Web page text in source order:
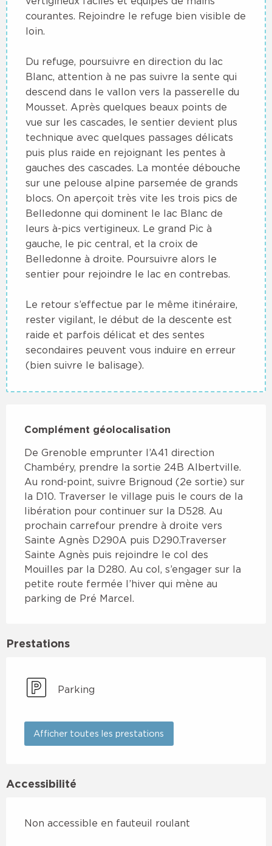
courantes. Rejoindre le refuge bien visible de
loin.
Du refuge, poursuivre en direction du lac
Blanc, attention à ne pas suivre la sente qui
descend dans le vallon vers la passerelle du
Mousset. Après quelques beaux points de
vue sur les cascades, le sentier devient plus
technique avec quelques passages délicats
puis plus raide en rejoignant les pentes à
gauches des cascades. La montée débouche
sur une pelouse alpine parsemée de grands
blocs. On aperçoit très vite les trois pics de
Belledonne qui dominent le lac Blanc de
leurs à-pics vertigineux. Le grand Pic à
gauche, le pic central, et la croix de
Belledonne à droite. Poursuivre alors le
sentier pour rejoindre le lac en contrebas.
Le retour s’effectue par le même itinéraire,
rester vigilant, le début de la descente est
raide et parfois délicat et des sentes
secondaires peuvent vous induire en erreur
(bien suivre le balisage).
Complément géolocalisation
Complément géolocalisation
De Grenoble emprunter l’A41 direction
Chambéry, prendre la sortie 24B Albertville.
Au rond-point, suivre Brignoud (2e sortie) sur
la D10. Traverser le village puis le cours de la
libération pour continuer sur la D528. Au
prochain carrefour prendre à droite vers
Sainte Agnès D290A puis D290.Traverser
Sainte Agnès puis rejoindre le col des
Mouilles par la D280. Au col, s’engager sur la
petite route fermée l’hiver qui mène au
parking de Pré Marcel.
Prestations
Parking
Afficher toutes les prestations
Accessibilité
Non accessible en fauteuil roulant